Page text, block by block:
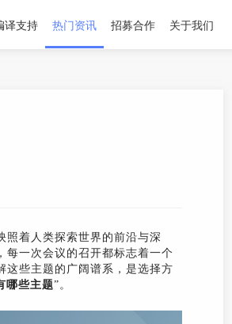
译支持 热门资讯 招募合作 关于我们
照着人类探索世界的前沿与深
每一次会议的召开都标志着一个
这些主题的广阔谱系，是选择方
哪些主题”。